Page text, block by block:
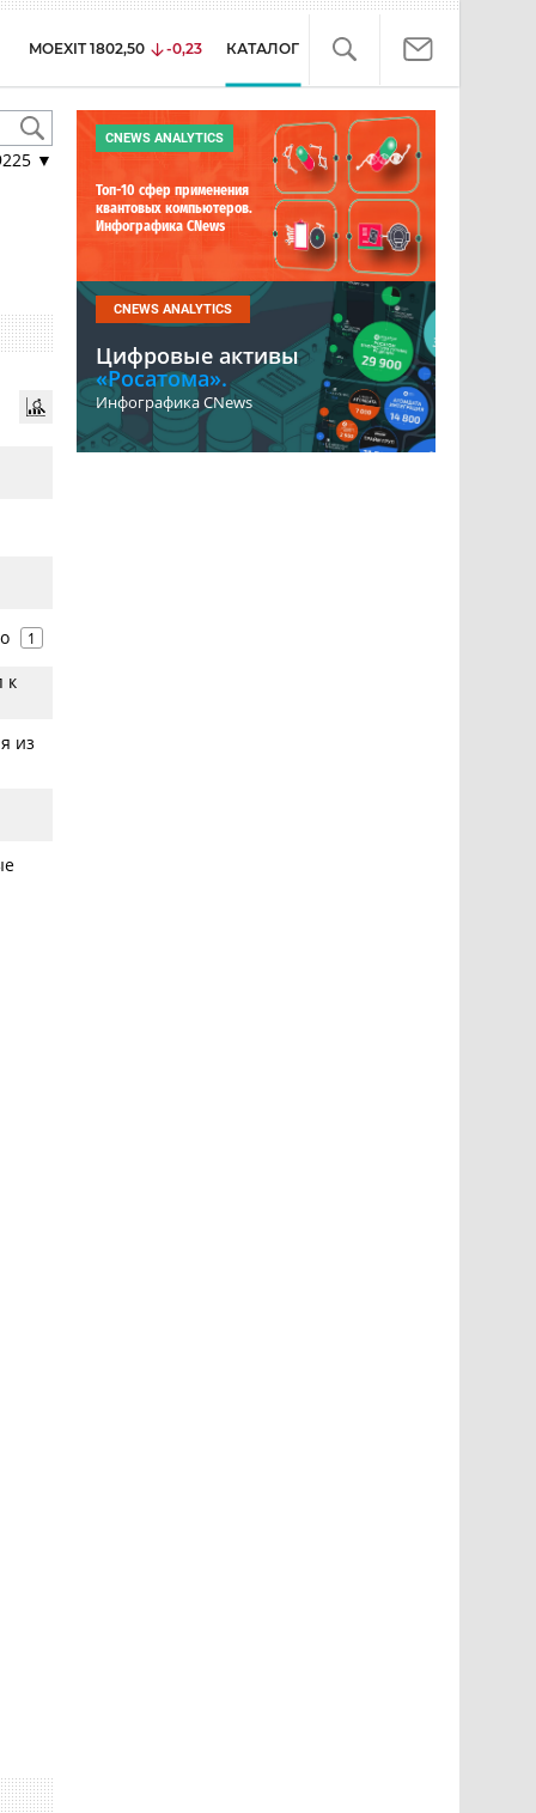
MOEXIT 1802,50 -0,23 КАТАЛОГ
▼
1
к
из
CNEWS ANALYTICS
Топ-10 сфер применения
квантовых компьютеров.
Инфографика CNews
CNEWS ANALYTICS
Цифровые активы
«Росатома».
Инфографика CNews